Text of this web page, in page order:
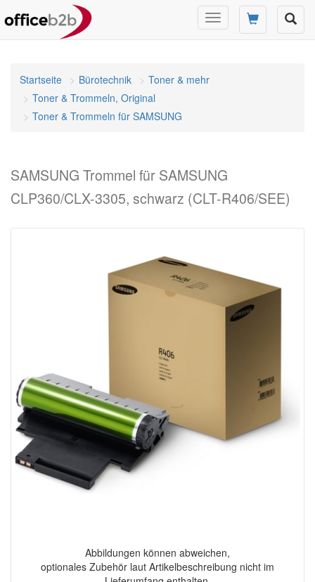
Navigation
umschalten
Startseite Bürotechnik
Toner & mehr
Toner & Trommeln, Original
Toner & Trommeln für SAMSUNG
SAMSUNG Trommel für SAMSUNG
CLP360/CLX-3305, schwarz (CLT-R406/SEE)
Abbildungen können abweichen,
optionales Zubehör laut Artikelbeschreibung nicht im